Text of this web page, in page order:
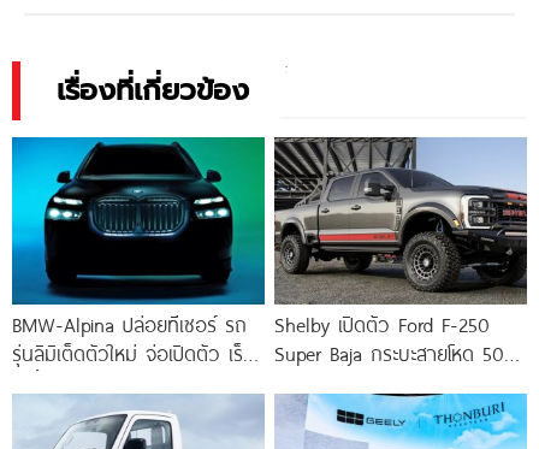
เรื่องที่เกี่ยวข้อง
BMW-Alpina ปล่อยทีเซอร์ รถ
รุ่นลิมิเต็ดตัวใหม่ จ่อเปิดตัว เร็ว
Shelby เปิดตัว Ford F-250
Super Baja กระบะสายโหด 500